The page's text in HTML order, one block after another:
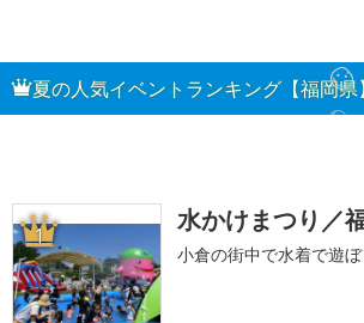
夏の人気イベントランキング【福岡県
1 水かけまつり／
小倉の街中で水着で遊ぼ